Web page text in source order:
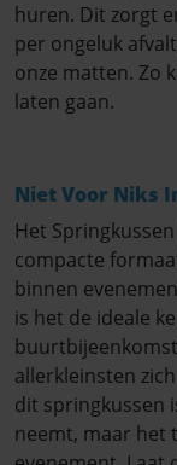
huren. Dit zorgt
per ongeluk
onze matten. Zo
laten gaan.
Niet Voor Niks
Het
compacte
binnen
is het de ideale
allerkleinsten
dit springkussen
neemt, maar het